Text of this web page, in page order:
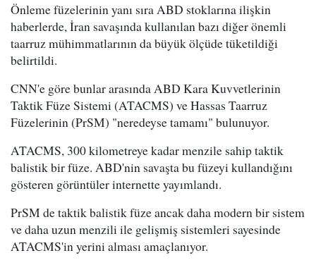
Önleme füzelerinin yanı sıra ABD stoklarına ilişkin
haberlerde, İran savaşında kullanılan bazı diğer önemli
taarruz mühimmatlarının da büyük ölçüde tüketildiği
belirtildi.
CNN'e göre bunlar arasında ABD Kara Kuvvetlerinin
Taktik Füze Sistemi (ATACMS) ve Hassas Taarruz
Füzelerinin (PrSM) "neredeyse tamamı" bulunuyor.
ATACMS, 300 kilometreye kadar menzile sahip taktik
balistik bir füze. ABD'nin savaşta bu füzeyi kullandığını
gösteren görüntüler internette yayımlandı.
PrSM de taktik balistik füze ancak daha modern bir sistem
ve daha uzun menzili ile gelişmiş sistemleri sayesinde
ATACMS'in yerini alması amaçlanıyor.